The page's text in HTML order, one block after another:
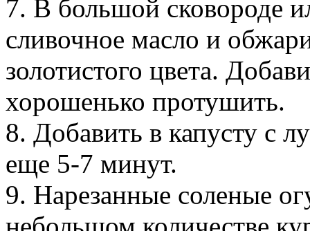
7. В большой сковороде
сливочное масло и
золотистого цвета.
хорошенько протушить.
8. Добавить в капусту с
еще 5-7 минут.
9. Нарезанные соленые